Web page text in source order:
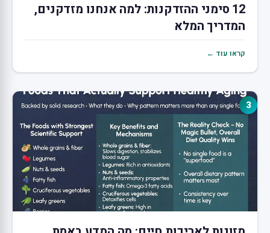
12 סימני ההזדקנות: למה אנחנו מזדקנים,
המדריך המלא
קראו עוד ←
3